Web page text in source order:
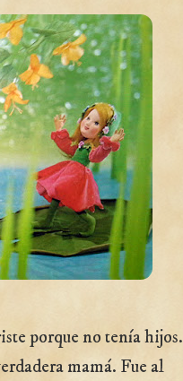
porque no tenía hijos.
mamá. Fue al